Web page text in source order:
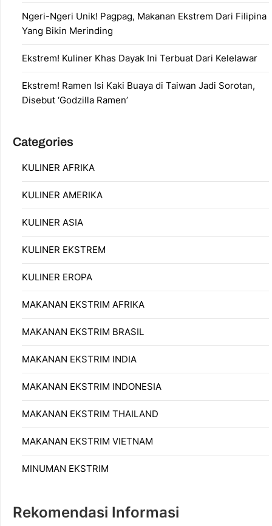
Ngeri-Ngeri Unik! Pagpag, Makanan Ekstrem Dari Filipina
Yang Bikin Merinding
Ekstrem! Kuliner Khas Dayak Ini Terbuat Dari Kelelawar
Ekstrem! Ramen Isi Kaki Buaya di Taiwan Jadi Sorotan,
Disebut ‘Godzilla Ramen’
Categories
KULINER AFRIKA
KULINER AMERIKA
KULINER ASIA
KULINER EKSTREM
KULINER EROPA
MAKANAN EKSTRIM AFRIKA
MAKANAN EKSTRIM BRASIL
MAKANAN EKSTRIM INDIA
MAKANAN EKSTRIM INDONESIA
MAKANAN EKSTRIM THAILAND
MAKANAN EKSTRIM VIETNAM
MINUMAN EKSTRIM
Rekomendasi Informasi